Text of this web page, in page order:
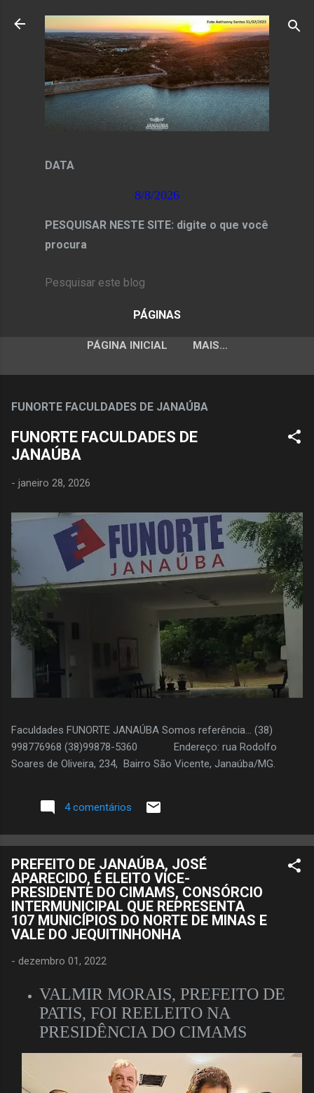
Pular para o conteúdo principal
DATA
8/8/2026
PESQUISAR NESTE SITE: digite o que você
procura
PÁGINAS
PÁGINA INICIAL MAIS…
FUNORTE FACULDADES DE JANAÚBA
FUNORTE FACULDADES DE
JANAÚBA
- janeiro 28, 2026
Faculdades FUNORTE JANAÚBA Somos referência... (38)
998776968 (38)99878-5360 Endereço: rua Rodolfo
Soares de Oliveira, 234, Bairro São Vicente, Janaúba/MG.
4 comentários
PREFEITO DE JANAÚBA, JOSÉ
APARECIDO, É ELEITO VICE-
PRESIDENTE DO CIMAMS, CONSÓRCIO
INTERMUNICIPAL QUE REPRESENTA
107 MUNICÍPIOS DO NORTE DE MINAS E
VALE DO JEQUITINHONHA
- dezembro 01, 2022
VALMIR MORAIS, PREFEITO DE
PATIS, FOI REELEITO NA
PRESIDÊNCIA DO CIMAMS